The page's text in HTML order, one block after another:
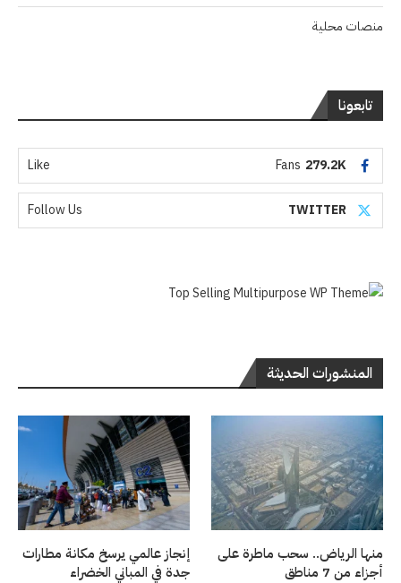
منصات محلية
تابعونا
279.2K
Fans
Like
TWITTER
Follow Us
المنشورات الحديثة
منها الرياض.. سحب ماطرة على
أجزاء من 7 مناطق
إنجاز عالمي يرسخ مكانة مطارات
جدة في المباني الخضراء